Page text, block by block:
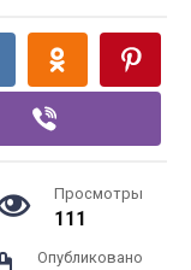
Просмотры
111
Опубликовано